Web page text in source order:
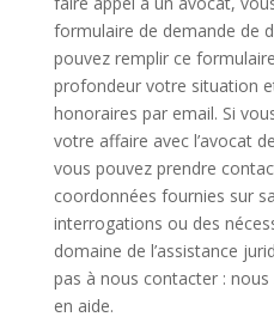
formulaire de demande de
pouvez remplir ce
profondeur votre situation
honoraires par email. Si
votre affaire avec l’avocat
vous pouvez prendre
coordonnées fournies sur
interrogations ou des
domaine de l’assistance
pas à nous contacter :
en aide.